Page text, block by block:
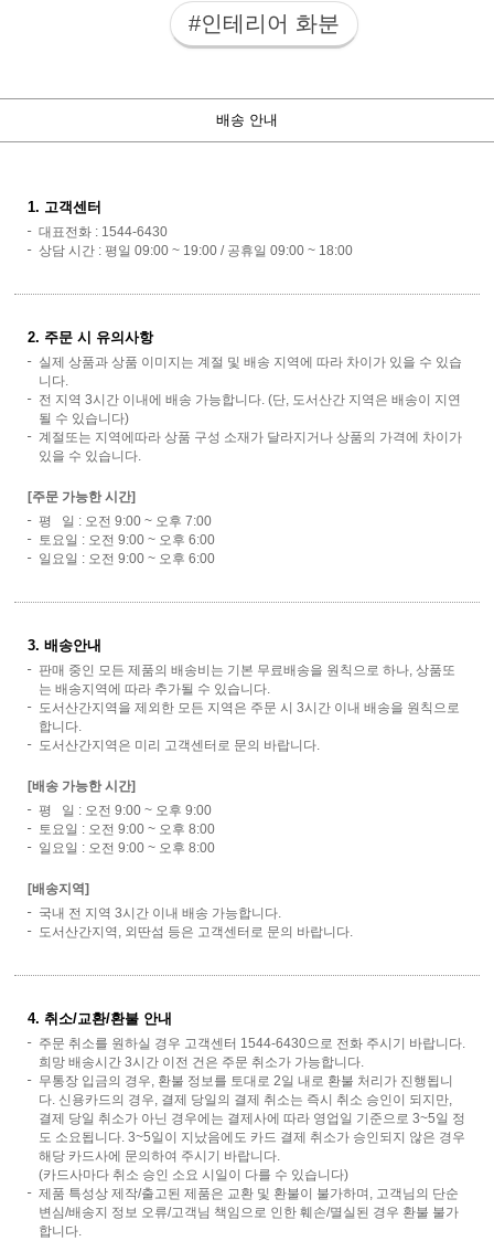
#인테리어 화분
배송 안내
1. 고객센터
대표전화 : 1544-6430
상담 시간 : 평일 09:00 ~ 19:00 / 공휴일 09:00 ~ 18:00
2. 주문 시 유의사항
실제 상품과 상품 이미지는 계절 및 배송 지역에 따라 차이가 있을 수 있습
니다.
전 지역 3시간 이내에 배송 가능합니다. (단, 도서산간 지역은 배송이 지연
될 수 있습니다)
계절또는 지역에따라 상품 구성 소재가 달라지거나 상품의 가격에 차이가
있을 수 있습니다.
[주문 가능한 시간]
평 일 : 오전 9:00 ~ 오후 7:00
토요일 : 오전 9:00 ~ 오후 6:00
일요일 : 오전 9:00 ~ 오후 6:00
3. 배송안내
판매 중인 모든 제품의 배송비는 기본 무료배송을 원칙으로 하나, 상품또
는 배송지역에 따라 추가될 수 있습니다.
도서산간지역을 제외한 모든 지역은 주문 시 3시간 이내 배송을 원칙으로
합니다.
도서산간지역은 미리 고객센터로 문의 바랍니다.
[배송 가능한 시간]
평 일 : 오전 9:00 ~ 오후 9:00
토요일 : 오전 9:00 ~ 오후 8:00
일요일 : 오전 9:00 ~ 오후 8:00
[배송지역]
국내 전 지역 3시간 이내 배송 가능합니다.
도서산간지역, 외딴섬 등은 고객센터로 문의 바랍니다.
4. 취소/교환/환불 안내
주문 취소를 원하실 경우 고객센터 1544-6430으로 전화 주시기 바랍니다.
희망 배송시간 3시간 이전 건은 주문 취소가 가능합니다.
무통장 입금의 경우, 환불 정보를 토대로 2일 내로 환불 처리가 진행됩니
다. 신용카드의 경우, 결제 당일의 결제 취소는 즉시 취소 승인이 되지만,
결제 당일 취소가 아닌 경우에는 결제사에 따라 영업일 기준으로 3~5일 정
도 소요됩니다. 3~5일이 지났음에도 카드 결제 취소가 승인되지 않은 경우
해당 카드사에 문의하여 주시기 바랍니다.
(카드사마다 취소 승인 소요 시일이 다를 수 있습니다)
제품 특성상 제작/출고된 제품은 교환 및 환불이 불가하며, 고객님의 단순
변심/배송지 정보 오류/고객님 책임으로 인한 훼손/멸실된 경우 환불 불가
합니다.